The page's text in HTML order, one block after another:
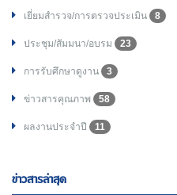
เยี่ยมสำรวจ/การตรวจประเมิน 8
ประชุม/สัมมนา/อบรม 23
การรับศึกษาดูงาน 3
ข่าวสารคุณภาพ 58
ผลงานประจำปี 11
ข่าวสารล่าสุด